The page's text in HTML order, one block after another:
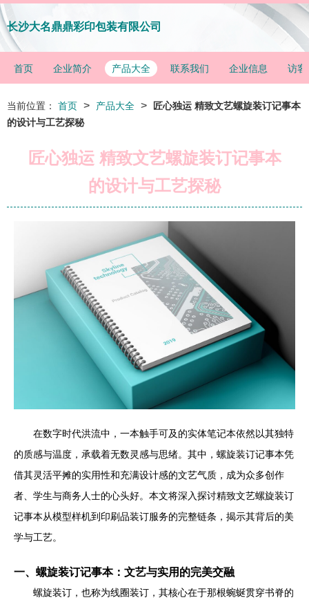
长沙大名鼎鼎彩印包装有限公司
首页 企业简介 产品大全 联系我们 企业信息 访客
当前位置： 首页 > 产品大全 >
匠心独运 精致文艺螺旋装订记事本
的设计与工艺探秘
匠心独运 精致文艺螺旋装订记事本
的设计与工艺探秘
在数字时代洪流中，一本触手可及的实体笔记本依然以其独特
的质感与温度，承载着无数灵感与思绪。其中，螺旋装订记事本凭
借其灵活平摊的实用性和充满设计感的文艺气质，成为众多创作
者、学生与商务人士的心头好。本文将深入探讨精致文艺螺旋装订
记事本从模型样机到印刷品装订服务的完整链条，揭示其背后的美
学与工艺。
一、螺旋装订记事本：文艺与实用的完美交融
螺旋装订，也称为线圈装订，其核心在于那根蜿蜒贯穿书脊的